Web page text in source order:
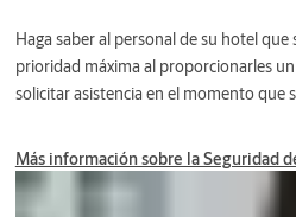
Haga saber al personal de su hotel
prioridad máxima al proporcionarles
solicitar asistencia en el momento que
Más información sobre la Seguridad